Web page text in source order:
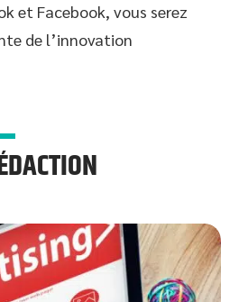
et Facebook, vous serez
de l’innovation